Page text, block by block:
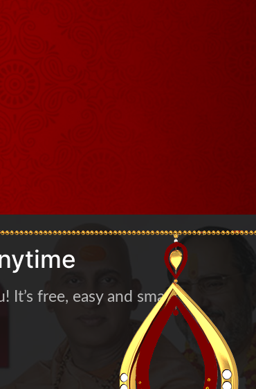
free, easy and smart